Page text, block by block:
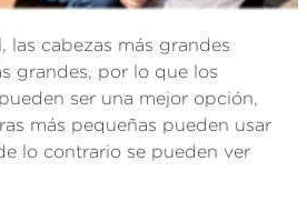
las cabezas más grandes
grandes, por lo que los
ser una mejor opción,
más pequeñas pueden usar
lo contrario se pueden ver